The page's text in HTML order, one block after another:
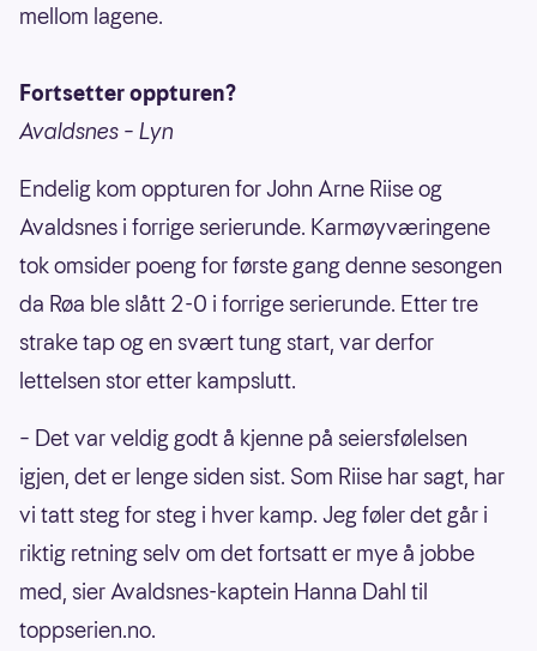
mellom lagene.
Fortsetter oppturen?
Avaldsnes – Lyn
Endelig kom oppturen for John Arne Riise og
Avaldsnes i forrige serierunde. Karmøyværingene
tok omsider poeng for første gang denne sesongen
da Røa ble slått 2-0 i forrige serierunde. Etter tre
strake tap og en svært tung start, var derfor
lettelsen stor etter kampslutt.
– Det var veldig godt å kjenne på seiersfølelsen
igjen, det er lenge siden sist. Som Riise har sagt, har
vi tatt steg for steg i hver kamp. Jeg føler det går i
riktig retning selv om det fortsatt er mye å jobbe
med, sier Avaldsnes-kaptein Hanna Dahl til
toppserien.no.